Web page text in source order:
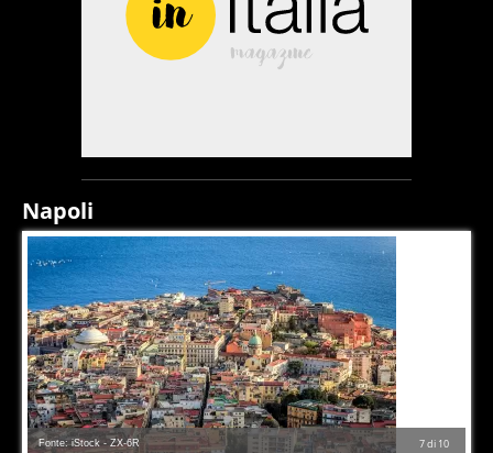
Napoli
7di 10
Fonte: iStock - ZX-6R